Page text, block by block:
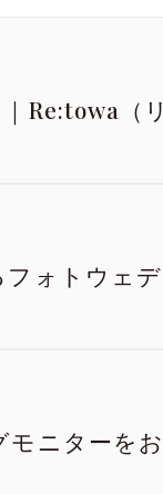
Re:towa（
ォトウェ
ニターを